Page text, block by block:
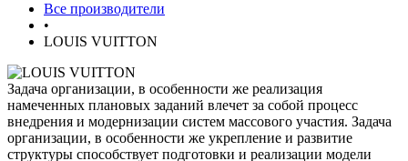
Все производители
•
LOUIS VUITTON
Задача организации, в особенности же реализация
намеченных плановых заданий влечет за собой процесс
внедрения и модернизации систем массового участия. Задача
организации, в особенности же укрепление и развитие
структуры способствует подготовки и реализации модели